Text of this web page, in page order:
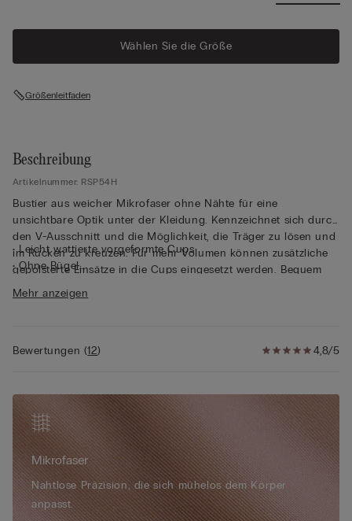
Wählen Sie die Größe
Größenleitfaden
Beschreibung
Artikelnummer: RSP54H
Bustier aus weicher Mikrofaser ohne Nähte für eine
unsichtbare Optik unter der Kleidung. Kennzeichnet sich durch
den V-Ausschnitt und die Möglichkeit, die Träger zu lösen und
im Rücken zu kreuzen. Für mehr Volumen können zusätzliche
gepolsterte Einsätze in die Cups eingesetzt werden. Bequem
und komfortabel, stützt die Brust, ohne sie einzuengen.
• Leicht wattierte vorgeformte Cups
• Ohne Bügel
Häkchenverschluss auf der Rückseite
Mehr anzeigen
4,8/5
Bewertungen (12)
Mikrofaser
Nahtlose Präzision, die sich mühelos dem Körper
anpasst.